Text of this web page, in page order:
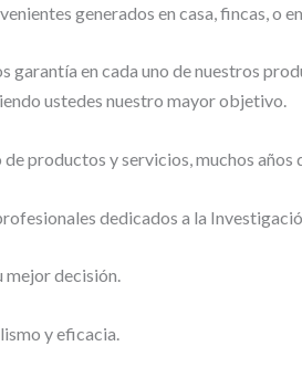
generados en casa, fincas, o
en cada uno de nuestros
ustedes nuestro mayor objetivo.
productos y servicios, muchos años
dedicados a la
mejor decisión.
y eficacia.